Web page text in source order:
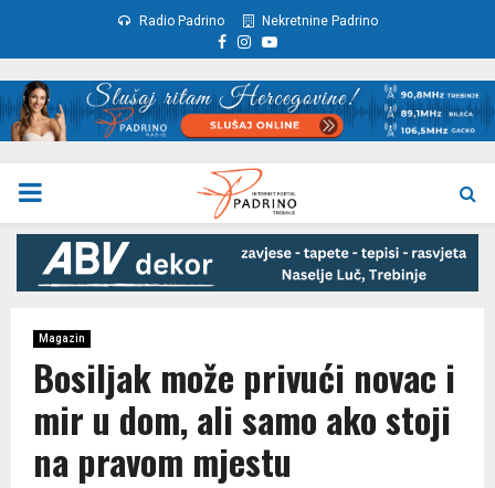
Radio Padrino Nekretnine Padrino
Facebook
Instagram
Youtube
PRIMARY
MENU
Magazin
Bosiljak može privući novac i
mir u dom, ali samo ako stoji
na pravom mjestu